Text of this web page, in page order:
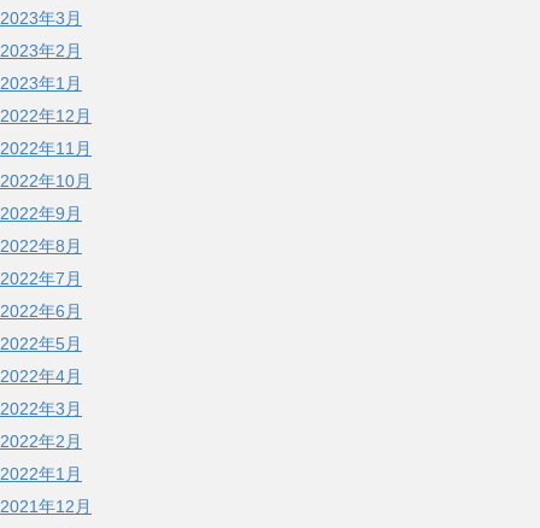
2023年3月
2023年2月
2023年1月
2022年12月
2022年11月
2022年10月
2022年9月
2022年8月
2022年7月
2022年6月
2022年5月
2022年4月
2022年3月
2022年2月
2022年1月
2021年12月